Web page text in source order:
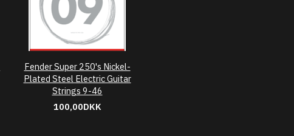
Fender Super 250's Nickel-
Plated Steel Electric Guitar
Strings 9-46
100,00DKK